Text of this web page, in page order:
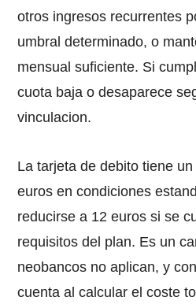
otros ingresos recurrentes
umbral determinado, o
mensual suficiente. Si
cuota baja o desaparece
vinculacion.
La tarjeta de debito tiene
euros en condiciones
reducirse a 12 euros si se
requisitos del plan. Es un
neobancos no aplican, y
cuenta al calcular el coste